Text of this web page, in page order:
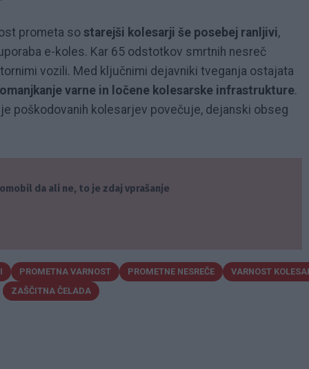
prometa so starejši kolesarji še posebej ranljivi,
e-koles. Kar 65 odstotkov smrtnih nesreč
vozili. Med ključnimi dejavniki tveganja ostajata
varne in ločene kolesarske infrastrukture.
poškodovanih kolesarjev povečuje, dejanski obseg
da ali ne, to je zdaj vprašanje
PROMETNA VARNOST PROMETNE NESREČE
VARNOST
ZAŠČITNA ČELADA